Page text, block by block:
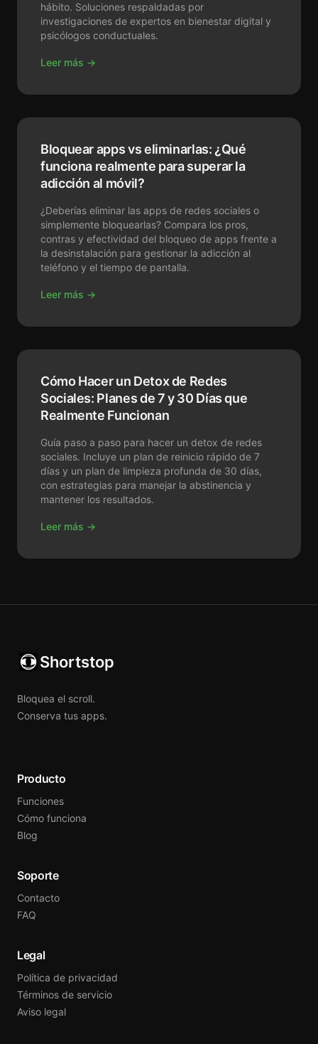
hábito. Soluciones respaldadas por
investigaciones de expertos en bienestar digital y
psicólogos conductuales.
Leer más →
Bloquear apps vs eliminarlas: ¿Qué
funciona realmente para superar la
adicción al móvil?
¿Deberías eliminar las apps de redes sociales o
simplemente bloquearlas? Compara los pros,
contras y efectividad del bloqueo de apps frente a
la desinstalación para gestionar la adicción al
teléfono y el tiempo de pantalla.
Leer más →
Cómo Hacer un Detox de Redes
Sociales: Planes de 7 y 30 Días que
Realmente Funcionan
Guía paso a paso para hacer un detox de redes
sociales. Incluye un plan de reinicio rápido de 7
días y un plan de limpieza profunda de 30 días,
con estrategias para manejar la abstinencia y
mantener los resultados.
Leer más →
Shortstop
Bloquea el scroll.
Conserva tus apps.
Producto
Funciones
Cómo funciona
Blog
Soporte
Contacto
FAQ
Legal
Política de privacidad
Términos de servicio
Aviso legal